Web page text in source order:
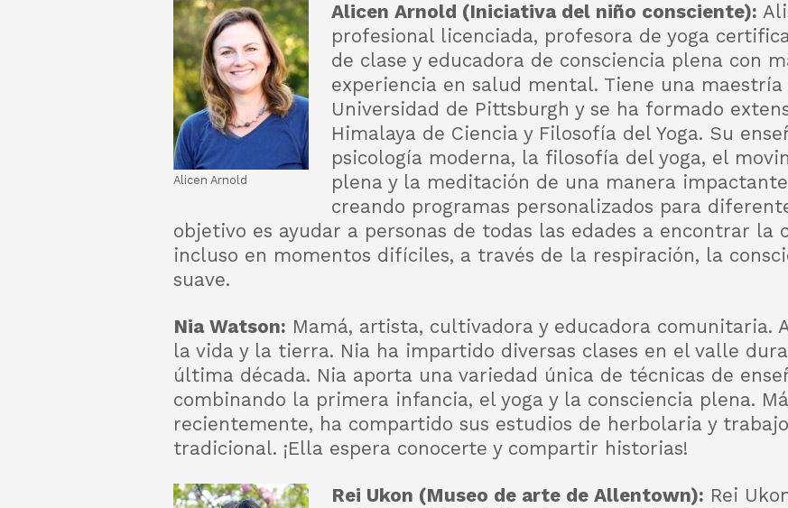
Alicen Arnold
Alicen Arnold (Iniciativa del niño consciente):
profesional licenciada, profesora de yoga
de clase y educadora de consciencia plena con
experiencia en salud mental. Tiene una
Universidad de Pittsburgh y se ha formado
Himalaya de Ciencia y Filosofía del Yoga. Su
psicología moderna, la filosofía del yoga, el
plena y la meditación de una manera
creando programas personalizados para
objetivo es ayudar a personas de todas las edades a encontrar la
incluso en momentos difíciles, a través de la respiración, la
suave.
Nia Watson: Mamá, artista, cultivadora y educadora comunitaria.
la vida y la tierra. Nia ha impartido diversas clases en el valle
última década. Nia aporta una variedad única de técnicas de
combinando la primera infancia, el yoga y la consciencia plena.
recientemente, ha compartido sus estudios de herbolaria y
tradicional. ¡Ella espera conocerte y compartir historias!
Rei Ukon (Museo de arte de Allentown): Rei